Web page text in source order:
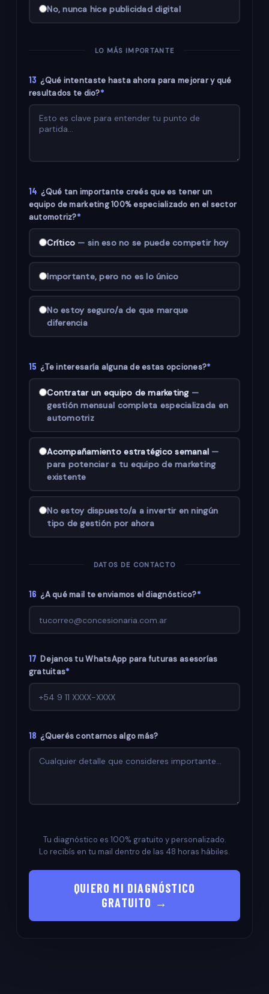
No, nunca hice publicidad digital
LO MÁS IMPORTANTE
13 ¿Qué intentaste hasta ahora para mejorar y qué
resultados te dio?*
14 ¿Qué tan importante creés que es tener un
equipo de marketing 100% especializado en el sector
automotriz?*
Crítico — sin eso no se puede competir hoy
Importante, pero no es lo único
No estoy seguro/a de que marque
diferencia
15 ¿Te interesaría alguna de estas opciones?*
Contratar un equipo de marketing—
gestión mensual completa especializada en
automotriz
Acompañamiento estratégico semanal —
para potenciar a tu equipo de marketing
existente
No estoy dispuesto/a a invertir en ningún
tipo de gestión por ahora
DATOS DE CONTACTO
16 ¿A qué mail te enviamos el diagnóstico?*
17 Dejanos tu WhatsApp para futuras asesorías
gratuitas*
18 ¿Querés contarnos algo más?
Tu diagnóstico es 100% gratuito y personalizado.
Lo recibís en tu mail dentro de las 48 horas hábiles.
QUIERO MI DIAGNÓSTICO
GRATUITO →